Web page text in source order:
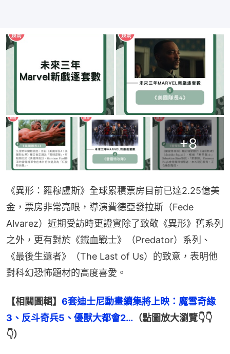
+8
《異形：羅穆盧斯》全球累積票房目前已達2.25億美
金，票房非常亮眼，導演費德亞發拉斯（Fede
Alvarez）近期受訪時更證實除了致敬《異形》舊系列
之外，更有對於《鐵血戰士》（Predator）系列、
《最後生還者》（The Last of Us）的致意，表明他
對科幻恐怖題材的高度喜愛。
【相關圖輯】 6套迪士尼動畫續集將上映：魔雪奇緣
3、反斗奇兵5、優獸大都會2… （點圖放大瀏覽👇👇
👇）